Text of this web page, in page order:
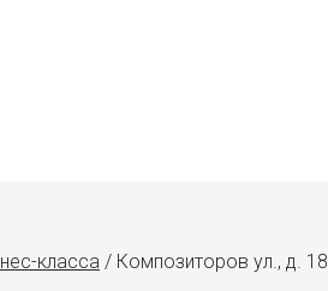
класса / Композиторов ул., д. 18